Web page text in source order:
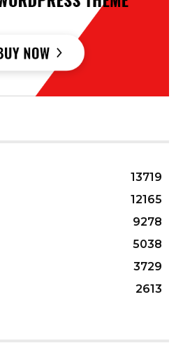
13719
12165
9278
5038
3729
2613